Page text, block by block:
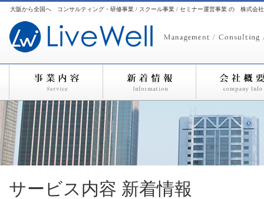
大阪から全国へ コンサルティング・研修事業 / スクール事業 / セミナー運営事業 の 株式会
サービス内容 新着情報